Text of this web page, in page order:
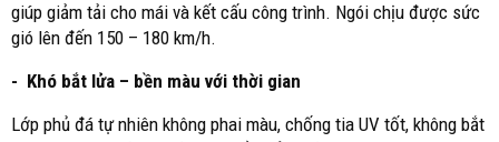
giúp giảm tải cho mái và kết cấu công trình. Ngói chịu được sức
gió lên đến 150 – 180 km/h.
- Khó bắt lửa – bền màu với thời gian
Lớp phủ đá tự nhiên không phai màu, chống tia UV tốt, không bắt